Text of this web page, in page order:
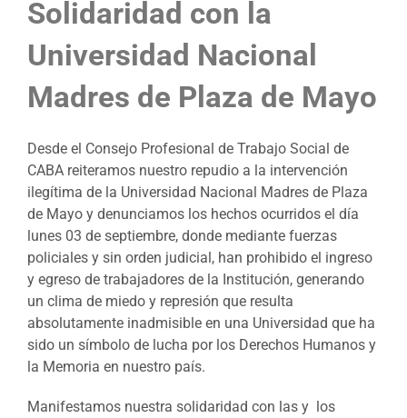
Solidaridad con la
Universidad Nacional
Madres de Plaza de Mayo
Desde el Consejo Profesional de Trabajo Social de
CABA reiteramos nuestro repudio a la intervención
ilegítima de la Universidad Nacional Madres de Plaza
de Mayo y denunciamos los hechos ocurridos el día
lunes 03 de septiembre, donde mediante fuerzas
policiales y sin orden judicial, han prohibido el ingreso
y egreso de trabajadores de la Institución, generando
un clima de miedo y represión que resulta
absolutamente inadmisible en una Universidad que ha
sido un símbolo de lucha por los Derechos Humanos y
la Memoria en nuestro país.
Manifestamos nuestra solidaridad con las y los